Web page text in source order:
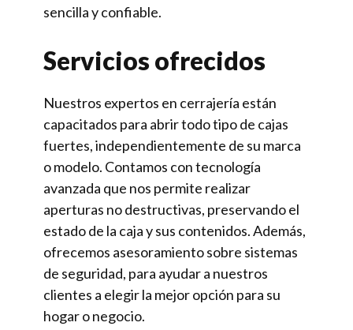
sencilla y confiable.
Servicios ofrecidos
Nuestros expertos en cerrajería están
capacitados para abrir todo tipo de cajas
fuertes, independientemente de su marca
o modelo. Contamos con tecnología
avanzada que nos permite realizar
aperturas no destructivas, preservando el
estado de la caja y sus contenidos. Además,
ofrecemos asesoramiento sobre sistemas
de seguridad, para ayudar a nuestros
clientes a elegir la mejor opción para su
hogar o negocio.